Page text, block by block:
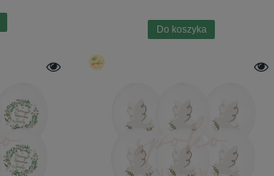
Do koszyka